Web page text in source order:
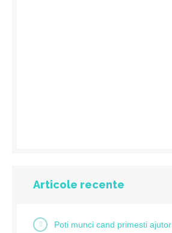
Articole recente
Poti munci cand primesti